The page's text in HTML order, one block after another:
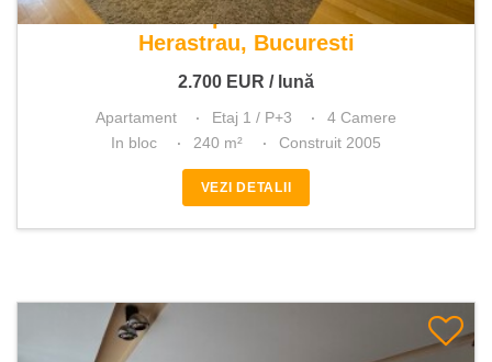
De inchiriat apartament 4 camere
Herastrau, Bucuresti
2.700 EUR / lună
Apartament Etaj 1 / P+3
4 Camere
In bloc
240 m² Construit 2005
VEZI DETALII